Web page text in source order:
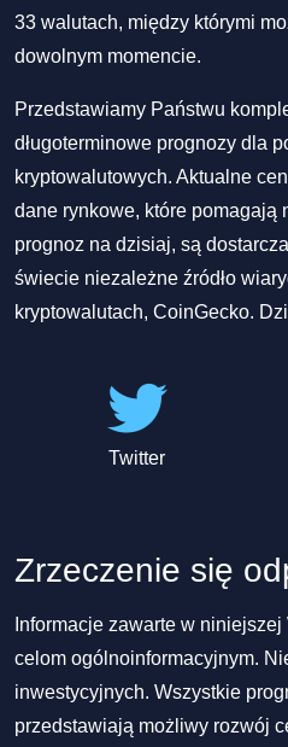
33 walutach, między którymi
dowolnym momencie.
Przedstawiamy Państwu
długoterminowe prognozy dla
kryptowalutowych. Aktualne
dane rynkowe, które pomagają
prognoz na dzisiaj, są
świecie niezależne źródło
kryptowalutach, CoinGecko.
Twitter
Zrzeczenie się
Informacje zawarte w niniejszej
celom ogólnoinformacyjnym.
inwestycyjnych. Wszystkie
przedstawiają możliwy rozwój